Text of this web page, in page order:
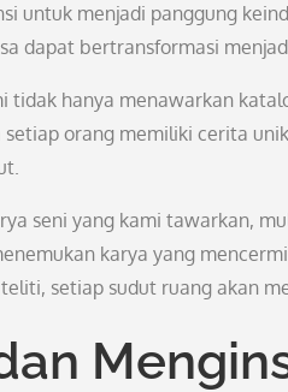
untuk menjadi panggung
dapat bertransformasi
tidak hanya menawarkan
orang memiliki cerita
seni yang kami tawarkan,
karya yang
setiap sudut ruang akan